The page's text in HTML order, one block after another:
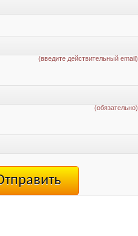
(введите действительный email)
(обязательно)